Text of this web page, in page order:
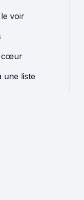
le voir
cœur
une liste